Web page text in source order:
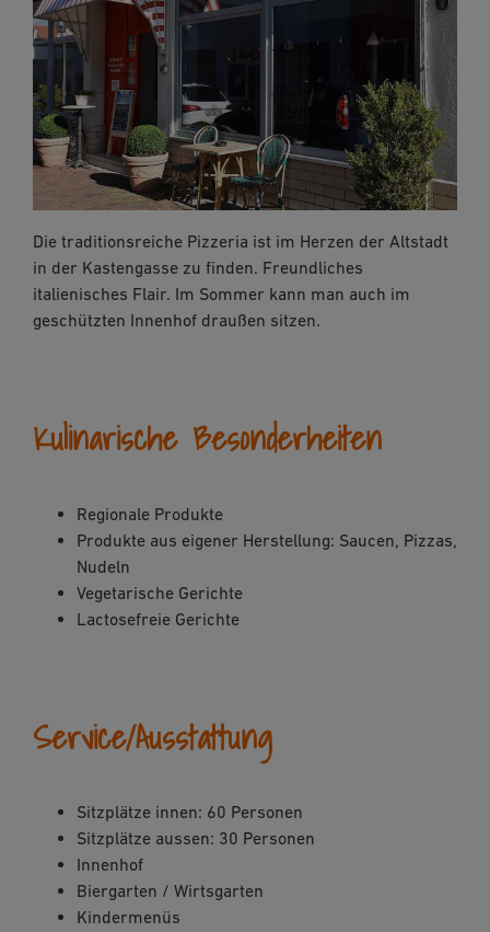
Die traditionsreiche Pizzeria ist im Herzen der Altstadt
in der Kastengasse zu finden. Freundliches
italienisches Flair. Im Sommer kann man auch im
geschützten Innenhof draußen sitzen.
Kulinarische Besonderheiten
Regionale Produkte
Produkte aus eigener Herstellung: Saucen, Pizzas,
Nudeln
Vegetarische Gerichte
Lactosefreie Gerichte
Service/Ausstattung
Sitzplätze innen: 60 Personen
Sitzplätze aussen: 30 Personen
Innenhof
Biergarten / Wirtsgarten
Kindermenüs